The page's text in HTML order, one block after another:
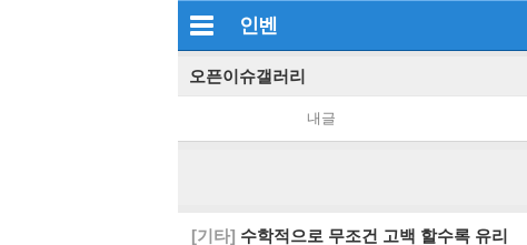
인벤
오픈이슈갤러리
내글
[기타] 수학적으로 무조건 고백 할수록 유리